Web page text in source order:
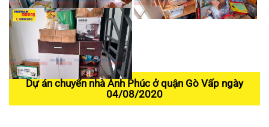
Dự án chuyển nhà Anh Phúc ở quận Gò Vấp ngày
04/08/2020